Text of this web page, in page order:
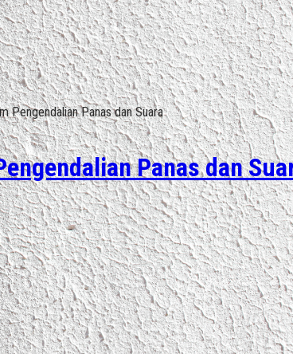
Pengendalian Panas dan Suara
Panas dan